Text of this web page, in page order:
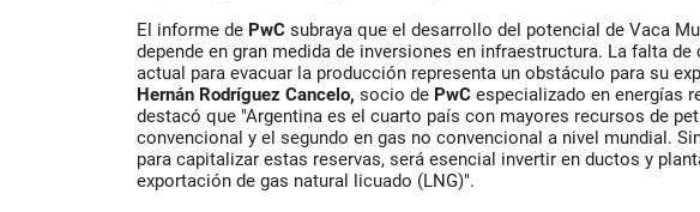
El informe de PwC subraya que el desarrollo del potencial de Vaca
depende en gran medida de inversiones en infraestructura. La falta de
actual para evacuar la producción representa un obstáculo para su
Hernán Rodríguez Cancelo, socio de PwC especializado en energías
destacó que "Argentina es el cuarto país con mayores recursos de
convencional y el segundo en gas no convencional a nivel mundial.
para capitalizar estas reservas, será esencial invertir en ductos y
exportación de gas natural licuado (LNG)".